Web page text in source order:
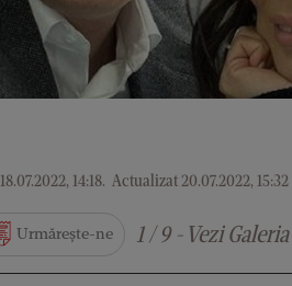
18.07.2022, 14:18. Actualizat 20.07.2022, 15:32
Urmărește-ne 1 / 9 - Vezi